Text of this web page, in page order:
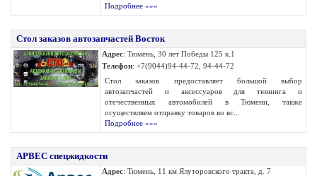
Подробнее »»»
Стол заказов автозапчастей Восток
Адрес: Тюмень, 30 лет Победы 125 к.1
Телефон: +7(9044)94-44-72, 94-44-72
Стол заказов предоставляет большой выбор
автозапчастей и аксессуаров для тюнинга и
отечественных автомобилей в Тюмени, также
осуществляем отправку товаров во вс...
Подробнее »»»
АРВЕС спецжидкости
Адрес: Тюмень, 11 км Ялуторовского тракта, д. 7